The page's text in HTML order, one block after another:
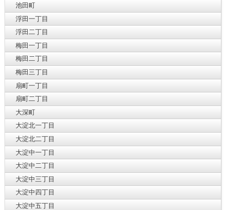
池田町
浮田一丁目
浮田二丁目
梅田一丁目
梅田二丁目
梅田三丁目
扇町一丁目
扇町二丁目
大深町
大淀北一丁目
大淀北二丁目
大淀中一丁目
大淀中二丁目
大淀中三丁目
大淀中四丁目
大淀中五丁目